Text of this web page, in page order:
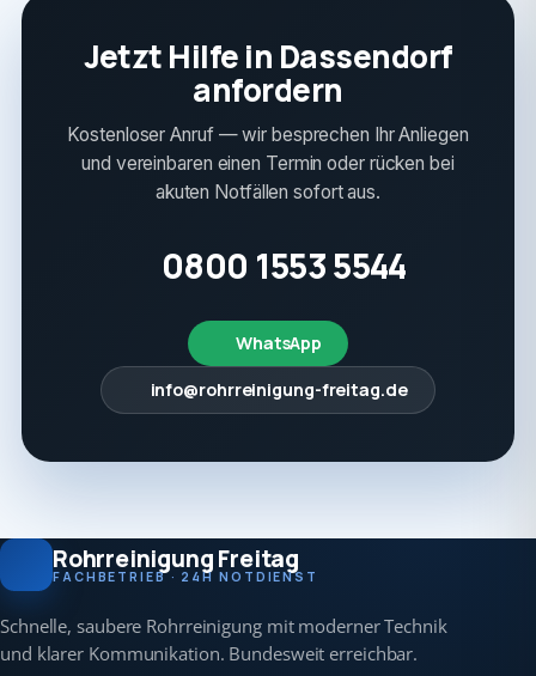
Jetzt Hilfe in Dassendorf
anfordern
Kostenloser Anruf — wir besprechen Ihr Anliegen
und vereinbaren einen Termin oder rücken bei
akuten Notfällen sofort aus.
0800 1553 5544
WhatsApp
info@rohrreinigung-freitag.de
Rohrreinigung Freitag
FACHBETRIEB · 24H NOTDIENST
Schnelle, saubere Rohrreinigung mit moderner Technik
und klarer Kommunikation. Bundesweit erreichbar.